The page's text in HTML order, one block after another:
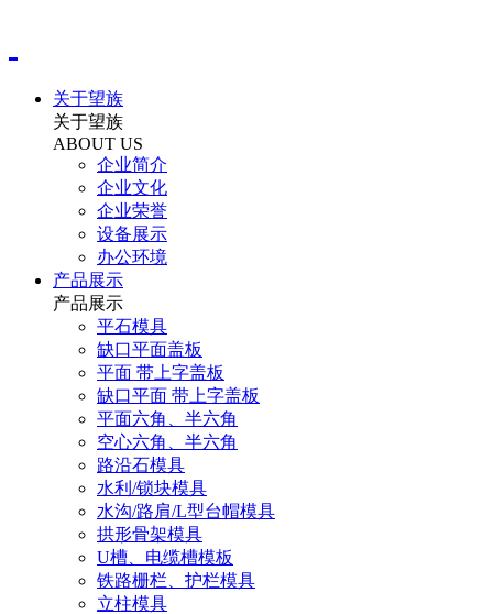
关于望族
关于望族
ABOUT US
企业简介
企业文化
企业荣誉
设备展示
办公环境
产品展示
产品展示
平石模具
缺口平面盖板
平面 带上字盖板
缺口平面 带上字盖板
平面六角、半六角
空心六角、半六角
路沿石模具
水利/锁块模具
水沟/路肩/L型台帽模具
拱形骨架模具
U槽、电缆槽模板
铁路栅栏、护栏模具
立柱模具